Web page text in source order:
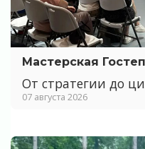
Мастерская
От стратегии до
07 августа 2026